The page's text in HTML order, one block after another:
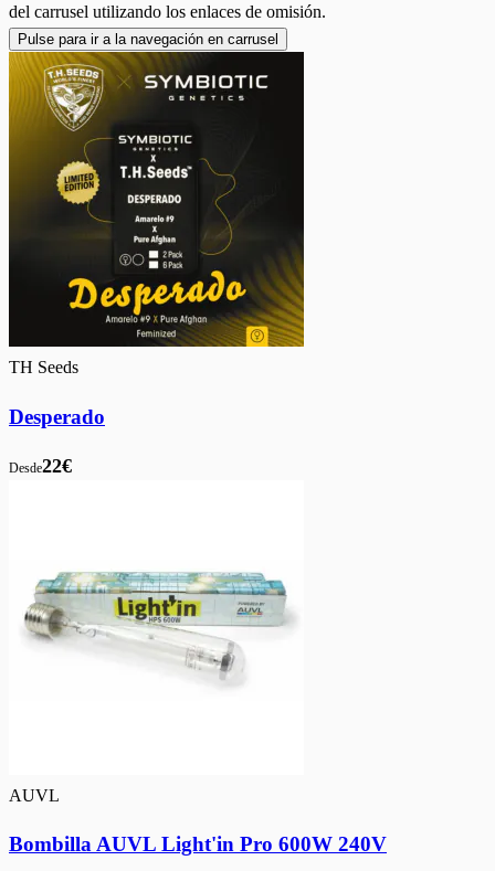
del carrusel utilizando los enlaces de omisión.
Pulse para ir a la navegación en carrusel
TH Seeds
Desperado
Desde22€
AUVL
Bombilla AUVL Light'in Pro 600W 240V